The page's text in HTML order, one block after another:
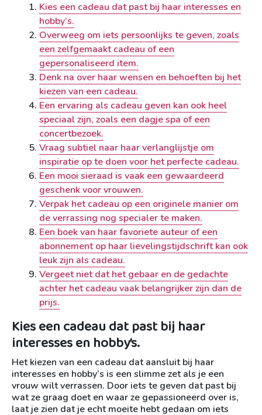
Kies een cadeau dat past bij haar interesses en
hobby’s.
Overweeg om iets persoonlijks te geven, zoals
een zelfgemaakt cadeau of een
gepersonaliseerd item.
Denk na over haar wensen en behoeften bij het
kiezen van een cadeau.
Een ervaring als cadeau geven kan ook heel
speciaal zijn, zoals een dagje spa of een
concertbezoek.
Vraag subtiel naar haar verlanglijstje om
inspiratie op te doen voor het perfecte cadeau.
Een mooi sieraad is vaak een gewaardeerd
geschenk voor vrouwen.
Verpak het cadeau op een originele manier om
de verrassing nog specialer te maken.
Een boek van haar favoriete auteur of een
abonnement op haar lievelingstijdschrift kan ook
leuk zijn als cadeau.
Vergeet niet dat het gebaar en de gedachte
achter het cadeau vaak belangrijker zijn dan de
prijs.
Kies een cadeau dat past bij haar
interesses en hobby’s.
Het kiezen van een cadeau dat aansluit bij haar
interesses en hobby’s is een slimme zet als je een
vrouw wilt verrassen. Door iets te geven dat past bij
wat ze graag doet en waar ze gepassioneerd over is,
laat je zien dat je echt moeite hebt gedaan om iets